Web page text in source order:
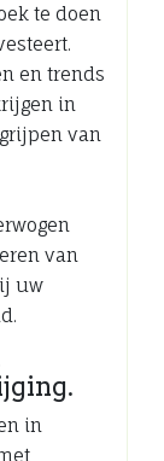
te doen
en trends
in
van
van
uw
in